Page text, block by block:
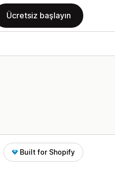
Ücretsiz başlayın
Built for Shopify